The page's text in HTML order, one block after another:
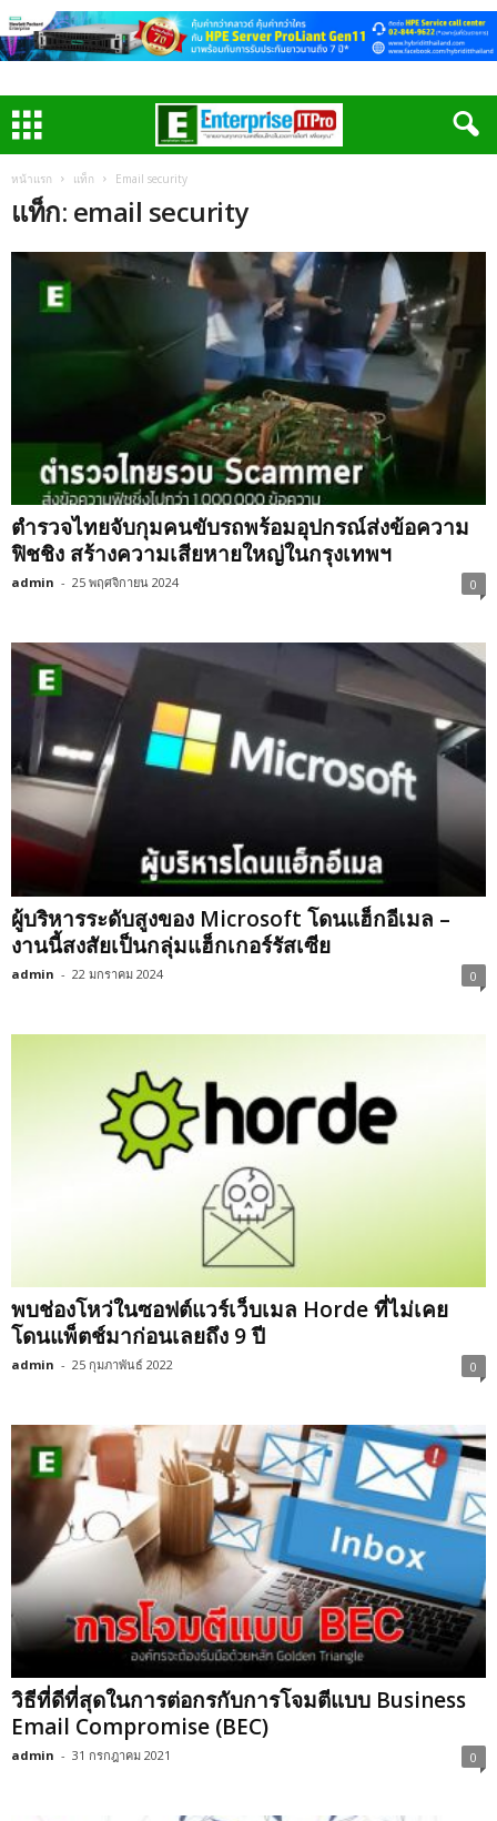
หน้าแรก แท็ก Email security
แท็ก: email security
ตำรวจไทยจับกุมคนขับรถพร้อมอุปกรณ์ส่งข้อความ
ฟิชชิง สร้างความเสียหายใหญ่ในกรุงเทพฯ
admin - 25 พฤศจิกายน 2024 0
ผู้บริหารระดับสูงของ Microsoft โดนแฮ็กอีเมล –
งานนี้สงสัยเป็นกลุ่มแฮ็กเกอร์รัสเซีย
admin - 22 มกราคม 2024 0
พบช่องโหว่ในซอฟต์แวร์เว็บเมล Horde ที่ไม่เคย
โดนแพ็ตช์มาก่อนเลยถึง 9 ปี
admin - 25 กุมภาพันธ์ 2022 0
วิธีที่ดีที่สุดในการต่อกรกับการโจมตีแบบ Business
Email Compromise (BEC)
admin - 31 กรกฎาคม 2021 0